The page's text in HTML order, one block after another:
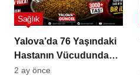
Yalova’da 76 Yaşındaki
Hastanın Vücudundan 3
Bini Aşkın Taş Çıkarıldı
Sağlık
2 ay önce